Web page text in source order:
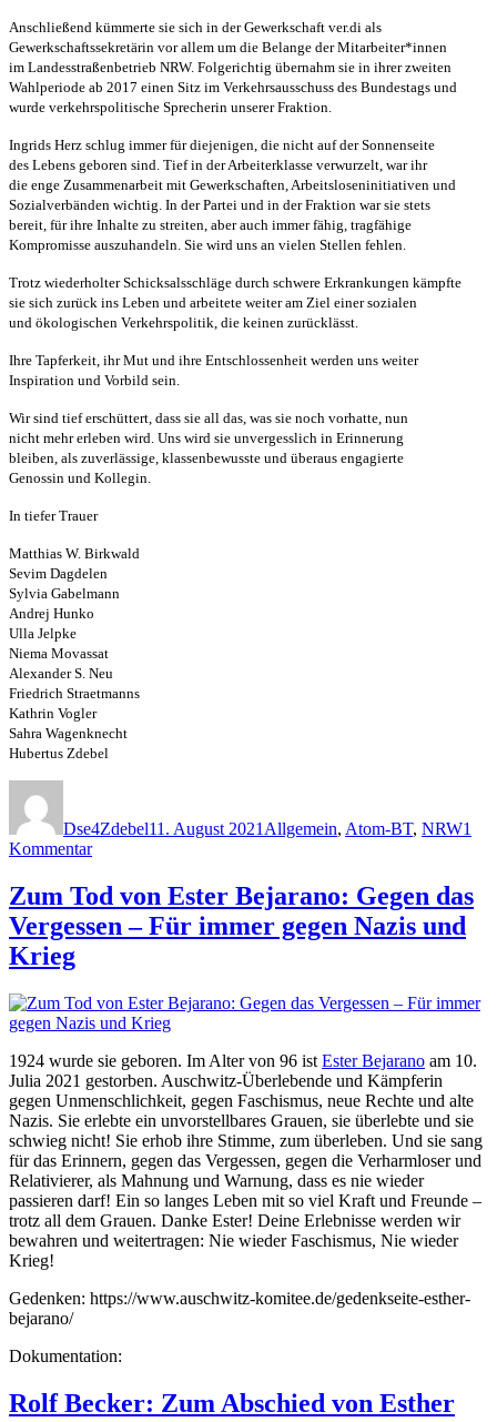
Anschließend kümmerte sie sich in der Gewerkschaft ver.di als
Gewerkschaftssekretärin vor allem um die Belange der Mitarbeiter*innen
im Landesstraßenbetrieb NRW. Folgerichtig übernahm sie in ihrer zweiten
Wahlperiode ab 2017 einen Sitz im Verkehrsausschuss des Bundestags und
wurde verkehrspolitische Sprecherin unserer Fraktion.
Ingrids Herz schlug immer für diejenigen, die nicht auf der Sonnenseite
des Lebens geboren sind. Tief in der Arbeiterklasse verwurzelt, war ihr
die enge Zusammenarbeit mit Gewerkschaften, Arbeitsloseninitiativen und
Sozialverbänden wichtig. In der Partei und in der Fraktion war sie stets
bereit, für ihre Inhalte zu streiten, aber auch immer fähig, tragfähige
Kompromisse auszuhandeln. Sie wird uns an vielen Stellen fehlen.
Trotz wiederholter Schicksalsschläge durch schwere Erkrankungen kämpfte
sie sich zurück ins Leben und arbeitete weiter am Ziel einer sozialen
und ökologischen Verkehrspolitik, die keinen zurücklässt.
Ihre Tapferkeit, ihr Mut und ihre Entschlossenheit werden uns weiter
Inspiration und Vorbild sein.
Wir sind tief erschüttert, dass sie all das, was sie noch vorhatte, nun
nicht mehr erleben wird. Uns wird sie unvergesslich in Erinnerung
bleiben, als zuverlässige, klassenbewusste und überaus engagierte
Genossin und Kollegin.
In tiefer Trauer
Matthias W. Birkwald
Sevim Dagdelen
Sylvia Gabelmann
Andrej Hunko
Ulla Jelpke
Niema Movassat
Alexander S. Neu
Friedrich Straetmanns
Kathrin Vogler
Sahra Wagenknecht
Hubertus Zdebel
Dse4Zdebel11. August 2021 Allgemein, Atom-BT, NRW1
Kommentarzu
um
Ingrid
Remmers
Zum Tod von Ester Bejarano: Gegen das
Vergessen – Für immer gegen Nazis und
Krieg
1924 wurde sie geboren. Im Alter von 96 ist Ester Bejarano am 10.
Julia 2021 gestorben. Auschwitz-Überlebende und Kämpferin
gegen Unmenschlichkeit, gegen Faschismus, neue Rechte und alte
Nazis. Sie erlebte ein unvorstellbares Grauen, sie überlebte und sie
schwieg nicht! Sie erhob ihre Stimme, zum überleben. Und sie sang
für das Erinnern, gegen das Vergessen, gegen die Verharmloser und
Relativierer, als Mahnung und Warnung, dass es nie wieder
passieren darf! Ein so langes Leben mit so viel Kraft und Freunde –
trotz all dem Grauen. Danke Ester! Deine Erlebnisse werden wir
bewahren und weitertragen: Nie wieder Faschismus, Nie wieder
Krieg!
Gedenken: https://www.auschwitz-komitee.de/gedenkseite-esther-
bejarano/
Dokumentation:
Rolf Becker: Zum Abschied von Esther